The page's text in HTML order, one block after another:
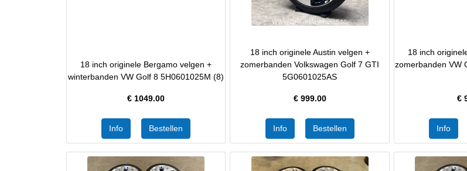
18 inch originele Bergamo velgen +
winterbanden VW Golf 8 5H0601025M (8)
€ 1049.00
18 inch originele Austin velgen +
zomerbanden Volkswagen Golf 7 GTI
5G0601025AS
€ 999.00
18 inch
zomerbanden VW
€